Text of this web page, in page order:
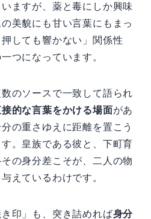
ますが、薬と毒にしか興味
美貌にも甘い言葉にもまっ
しても響かない」関係性
つになっています。
のソースで一致して語られ
的な言葉をかける場面があ
の重さゆえに距離を置こう
。皇族である彼と、下町育
の身分差こそが、二人の物
えているわけです。
印」も、突き詰めれば身分